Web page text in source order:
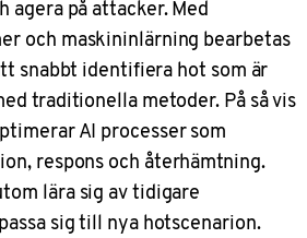
agera på attacker. Med
och maskininlärning bearbetas
snabbt identifiera hot som är
traditionella metoder. På så vis
AI processer som
respons och återhämtning.
lära sig av tidigare
sig till nya hotscenarion.